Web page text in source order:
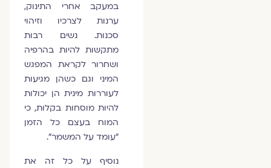
במעקב אחרי התינוק,
ערנות לצרכיו וזיהוי
סכנות. נשים רבות
מתקשות להיות בהרפיה
ושחרור לקראת המפגש
המיני וגם כשהן מגיעות
לעוררות מינית הן יכולות
להיות מוסחות בקלות, כי
המוח בעצם כל הזמן
"עומד על המשמר".
נוסיף על כל זה את